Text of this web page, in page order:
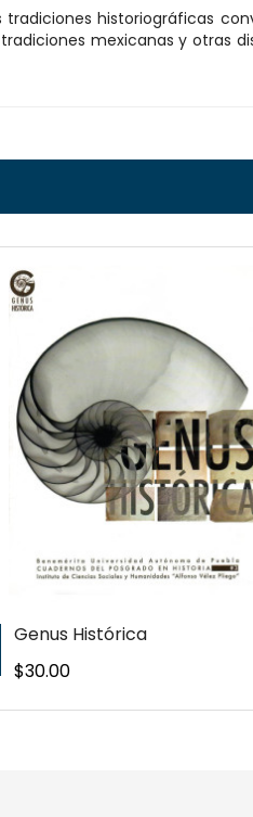
historiográficas
tradiciones mexicanas y
Genus Histórica
Precio
$30.00